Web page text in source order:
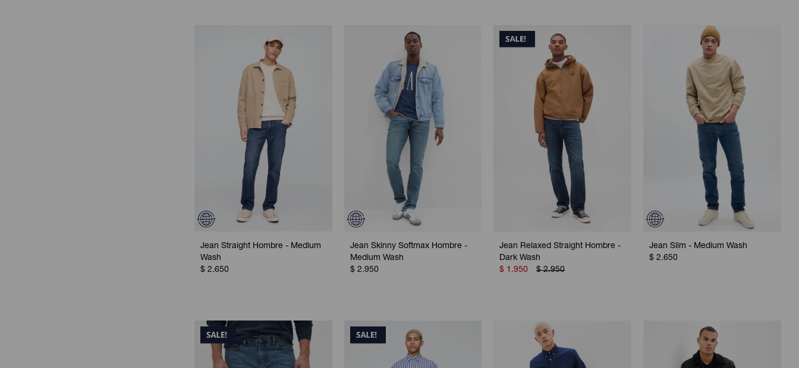
Jean Straight Hombre - Medium
Wash
$ 2.650
Jean Skinny Softmax Hombre -
Medium Wash
$ 2.950
Jean Relaxed Straight Hombre -
Dark Wash
$ 1.950 $ 2.950
Jean Slim - Medium Wash
$ 2.650